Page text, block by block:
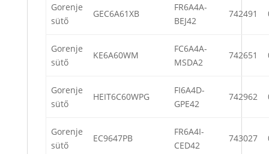
Gorenje
sütő
GEC6A61XB
FR6A4A-
BEJ42
742491
Gorenje
sütő
KE6A60WM
FC6A4A-
MSDA2
742651
Gorenje
sütő
HEIT6C60WPG
FI6A4D-
GPE42
742962
Gorenje
sütő
EC9647PB
FR6A4I-
CED42
743027